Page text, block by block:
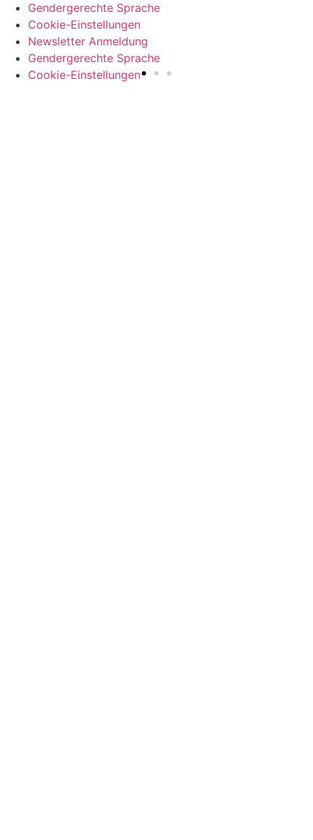
Gendergerechte Sprache
Cookie-Einstellungen
Newsletter Anmeldung
Gendergerechte Sprache
Cookie-Einstellungen